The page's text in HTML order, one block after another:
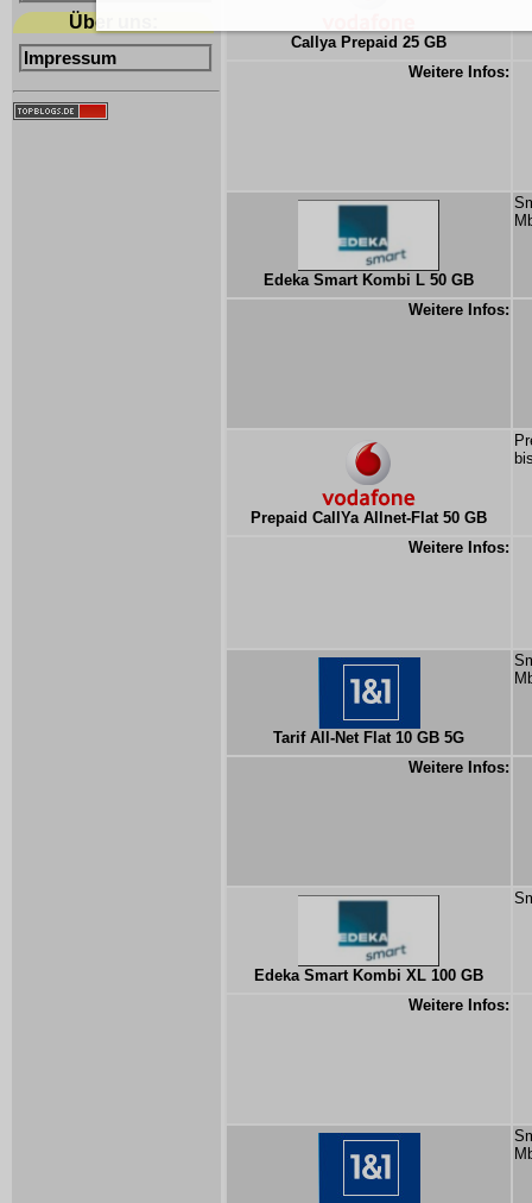
Über uns:
Impressum
Callya Prepaid 25 GB
Weitere Infos:
Edeka Smart Kombi L 50 GB
Weitere Infos:
Prepaid CallYa Allnet-Flat 50 GB
Weitere Infos:
Tarif All-Net Flat 10 GB 5G
Weitere Infos:
Edeka Smart Kombi XL 100 GB
Weitere Infos: